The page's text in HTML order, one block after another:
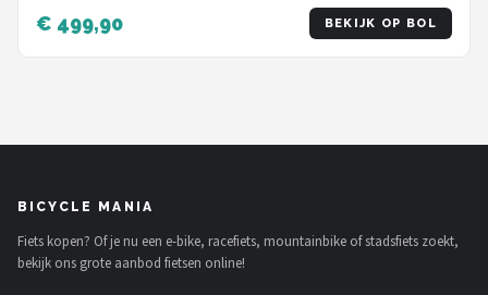
€ 499,90 BEKIJK OP BOL
BICYCLE MANIA
Fiets kopen? Of je nu een e-bike, racefiets, mountainbike of stadsfiets zoekt,
bekijk ons grote aanbod fietsen online!